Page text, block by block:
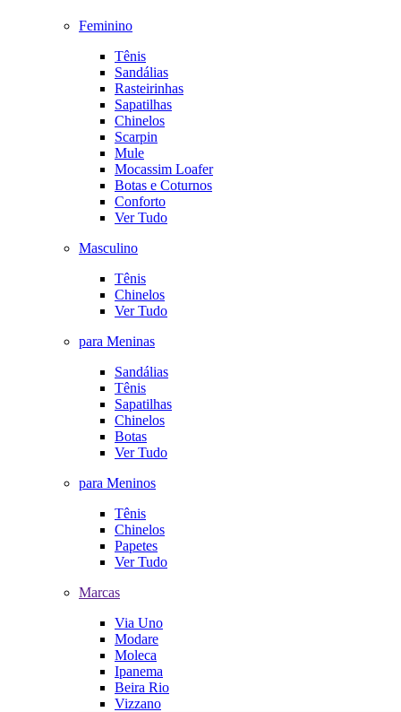
Feminino
Tênis
Sandálias
Rasteirinhas
Sapatilhas
Chinelos
Scarpin
Mule
Mocassim Loafer
Botas e Coturnos
Conforto
Ver Tudo
Masculino
Tênis
Chinelos
Ver Tudo
para Meninas
Sandálias
Tênis
Sapatilhas
Chinelos
Botas
Ver Tudo
para Meninos
Tênis
Chinelos
Papetes
Ver Tudo
Marcas
Via Uno
Modare
Moleca
Ipanema
Beira Rio
Vizzano